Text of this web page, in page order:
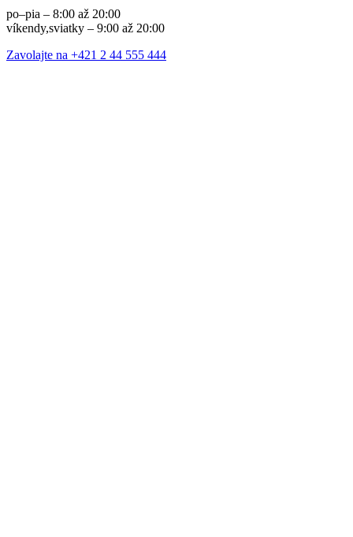
po–pia – 8:00 až 20:00
víkendy,sviatky – 9:00 až 20:00
Zavolajte na +421 2 44 555 444